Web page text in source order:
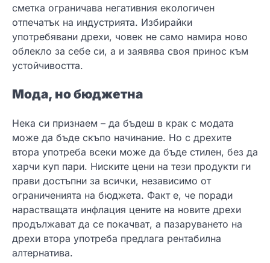
сметка ограничава негативния екологичен
отпечатък на индустрията. Избирайки
употребявани дрехи, човек не само намира ново
облекло за себе си, а и заявява своя принос към
устойчивостта.
Мода, но бюджетна
Нека си признаем – да бъдеш в крак с модата
може да бъде скъпо начинание. Но с дрехите
втора употреба всеки може да бъде стилен, без да
харчи куп пари. Ниските цени на тези продукти ги
прави достъпни за всички, независимо от
ограниченията на бюджета. Факт е, че поради
нарастващата инфлация цените на новите дрехи
продължават да се покачват, а пазаруването на
дрехи втора употреба предлага рентабилна
алтернатива.